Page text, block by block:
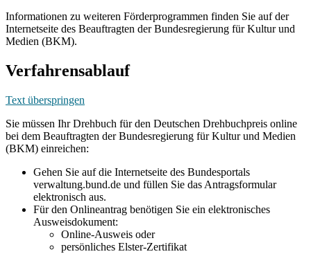
Informationen zu weiteren Förderprogrammen finden Sie auf der
Internetseite des Beauftragten der Bundesregierung für Kultur und
Medien (BKM).
Verfahrensablauf
Text überspringen
Sie müssen Ihr Drehbuch für den Deutschen Drehbuchpreis online
bei dem Beauftragten der Bundesregierung für Kultur und Medien
(BKM) einreichen:
Gehen Sie auf die Internetseite des Bundesportals
verwaltung.bund.de und füllen Sie das Antragsformular
elektronisch aus.
Für den Onlineantrag benötigen Sie ein elektronisches
Ausweisdokument:
Online-Ausweis oder
persönliches Elster-Zertifikat